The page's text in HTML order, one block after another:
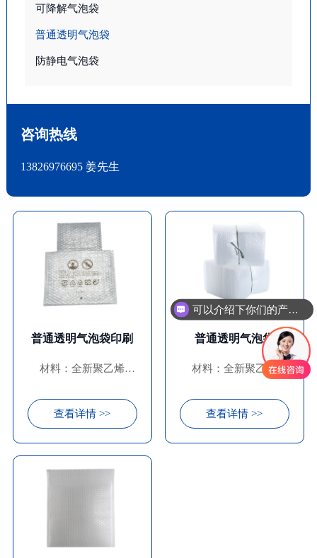
可降解气泡袋
普通透明气泡袋
防静电气泡袋
咨询热线
13826976695 姜先生
普通透明气泡袋印刷
材料：全新聚乙烯
查看详情 >>
普通透明气泡袋
材料：全新聚乙烯
查看详情 >>
可以介绍下你们的产品么